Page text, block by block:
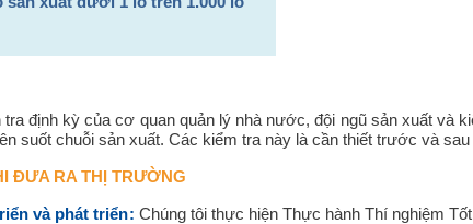
tra định kỳ của cơ quan quản lý nhà nước, đội ngũ sản xuất và
suốt chuỗi sản xuất. Các kiểm tra này là cần thiết trước và
ĐƯA RA THỊ TRƯỜNG
và phát triển: Chúng tôi thực hiện Thực hành Thí nghiệm